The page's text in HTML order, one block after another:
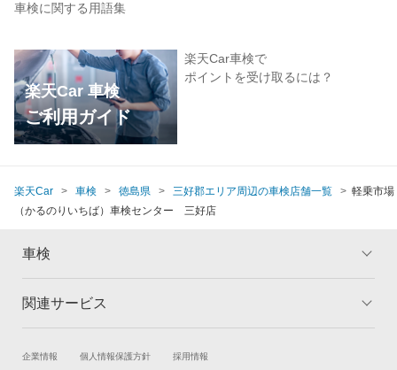
車検に関する用語集
楽天Car 車検
ご利用ガイド
楽天Car車検で
ポイントを受け取るには？
楽天Car 車検 徳島県 三好郡エリア周辺の車検店舗一覧
軽乗市場
（かるのりいちば）車検センター 三好店
車検
トップ
車検の基礎知識 キャンペーン一覧
関連サービス
試乗・商談 新車購入
企業情報 個人情報保護方針 採用情報